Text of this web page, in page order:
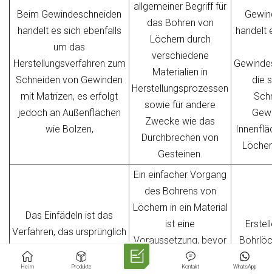
Beim Gewindeschneiden
handelt es sich ebenfalls
um das
Herstellungsverfahren zum
Schneiden von Gewinden
mit Matrizen, es erfolgt
jedoch an Außenflächen
wie Bolzen,
allgemeiner Begriff für
das Bohren von
Löchern durch
verschiedene
Materialien in
Herstellungsprozessen
sowie für andere
Zwecke wie das
Durchbrechen von
Gesteinen.
handelt
die
Das Einfädeln ist das
Verfahren, das ursprünglich
erfunden wurde, um
Wasser zu den
Ein einfacher Vorgang
des Bohrens von
Löchern in ein Material
ist eine
Voraussetzung, bevor
mit dem
Heim Produkte WhatsApp
Kontakt